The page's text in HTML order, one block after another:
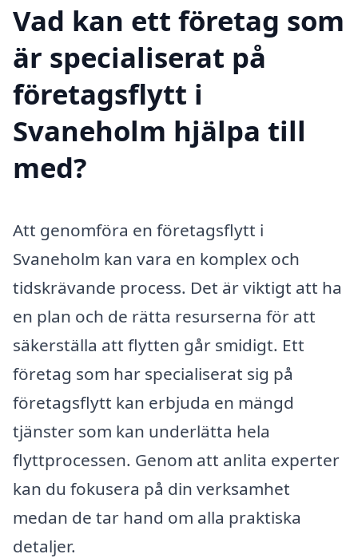
Vad kan ett företag som
är specialiserat på
företagsflytt i
Svaneholm hjälpa till
med?
Att genomföra en företagsflytt i
Svaneholm kan vara en komplex och
tidskrävande process. Det är viktigt att ha
en plan och de rätta resurserna för att
säkerställa att flytten går smidigt. Ett
företag som har specialiserat sig på
företagsflytt kan erbjuda en mängd
tjänster som kan underlätta hela
flyttprocessen. Genom att anlita experter
kan du fokusera på din verksamhet
medan de tar hand om alla praktiska
detaljer.